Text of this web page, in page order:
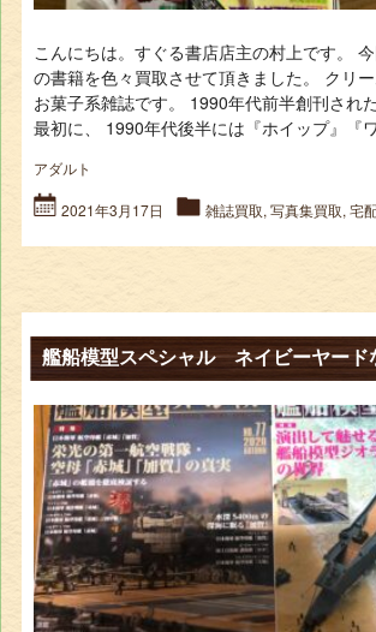
こんにちは。すぐる書店店主の村上です。
の書籍を色々買取させて頂きました。 クリ
お菓子系雑誌です。 1990年代前半創刊され
最初に、 1990年代後半には『ホイップ』『
アダルト
2021年3月17日 雑誌買取,写真集買取,宅
艦船模型スペシャル ネイビーヤー